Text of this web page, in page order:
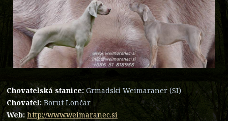
Chovatelská stanice:Grmadski Weimaraner (SI)
Chovatel:Borut Lončar
Web: http://www.weimaranec.si